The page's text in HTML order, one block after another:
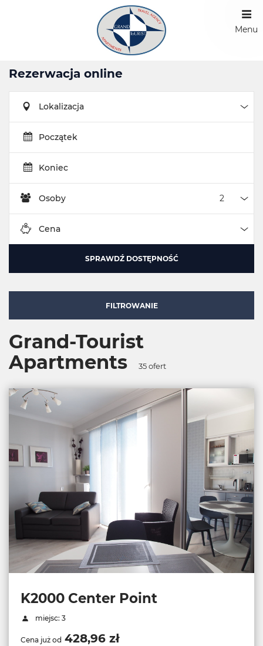
Menu
Rezerwacja online
Lokalizacja
Początek
Koniec
Osoby
Cena
SPRAWDŹ DOSTĘPNOŚĆ
FILTROWANIE
Grand-Tourist
Apartments
35 ofert
K2000 Center Point
miejsc: 3
Cena już od 428,96 zł